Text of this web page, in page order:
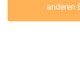
anderen